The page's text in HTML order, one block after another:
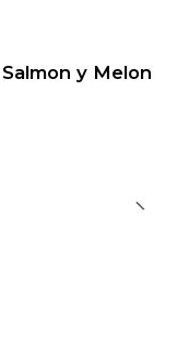
y Melon